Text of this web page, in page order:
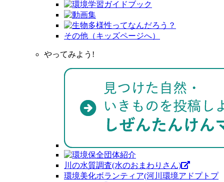
その他（キッズページへ）
やってみよう!
川の水質調査(水のおまわりさん)
環境美化ボランティア(河川環境アドプトプ